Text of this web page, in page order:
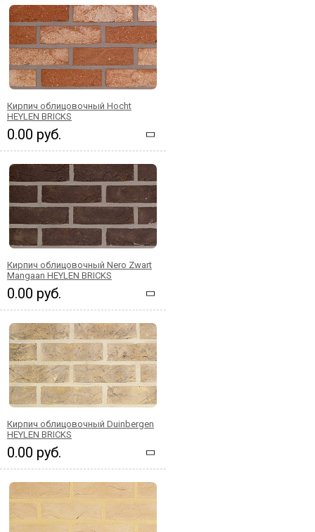
Кирпич облицовочный Hocht
HEYLEN BRICKS
0.00 руб.
Кирпич облицовочный Nero Zwart
Mangaan HEYLEN BRICKS
0.00 руб.
Кирпич облицовочный Duinbergen
HEYLEN BRICKS
0.00 руб.